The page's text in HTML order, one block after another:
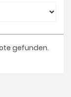
gefunden.